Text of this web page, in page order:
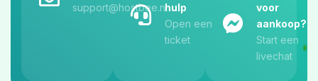
support@hostbee.nlhulp
Open een
ticket
voor
aankoop?
Start een
livechat